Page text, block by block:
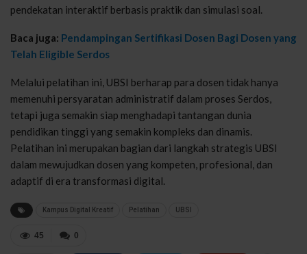
pendekatan interaktif berbasis praktik dan simulasi soal.
Baca juga: Pendampingan Sertifikasi Dosen Bagi Dosen yang
Telah Eligible Serdos
Melalui pelatihan ini, UBSI berharap para dosen tidak hanya
memenuhi persyaratan administratif dalam proses Serdos,
tetapi juga semakin siap menghadapi tantangan dunia
pendidikan tinggi yang semakin kompleks dan dinamis.
Pelatihan ini merupakan bagian dari langkah strategis UBSI
dalam mewujudkan dosen yang kompeten, profesional, dan
adaptif di era transformasi digital.
Kampus Digital Kreatif Pelatihan UBSI
0
45